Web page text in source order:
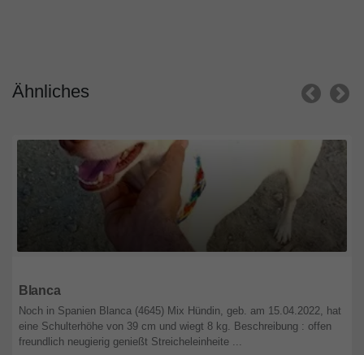
Ähnliches
Blanca
Noch in Spanien Blanca (4645) Mix Hündin, geb. am 15.04.2022, hat
eine Schulterhöhe von 39 cm und wiegt 8 kg. Beschreibung : offen
freundlich neugierig genießt Streicheleinheite ...